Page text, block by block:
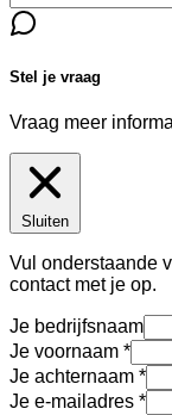
Stel je vraag
Vraag meer
Sluiten
Vul onderstaande
contact met je op.
Je bedrijfsnaam
Je voornaam
Je achternaam
Je e-mailadres